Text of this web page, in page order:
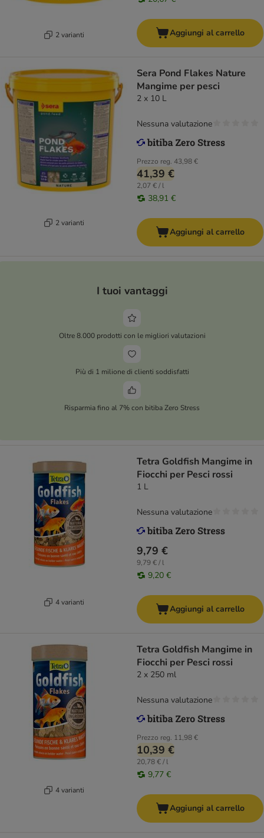
2 varianti Aggiungi al carrello
2 varianti
Sera Pond Flakes Nature
Mangime per pesci
2 x 10 L
Prezzo reg. 43,98 €
41,39 €
2,07 € / l
38,91 €
Nessuna valutazione
Aggiungi al carrello
I tuoi vantaggi
Oltre 8.000 prodotti con le migliori valutazioni
Più di 1 milione di clienti soddisfatti
Risparmia fino al 7% con bitiba Zero Stress
4 varianti
Tetra Goldfish Mangime in
Fiocchi per Pesci rossi
1 L
9,79 €
9,79 € / l
9,20 €
Nessuna valutazione
Aggiungi al carrello
4 varianti
Tetra Goldfish Mangime in
Fiocchi per Pesci rossi
2 x 250 ml
Prezzo reg. 11,98 €
10,39 €
20,78 € / l
9,77 €
Nessuna valutazione
Aggiungi al carrello